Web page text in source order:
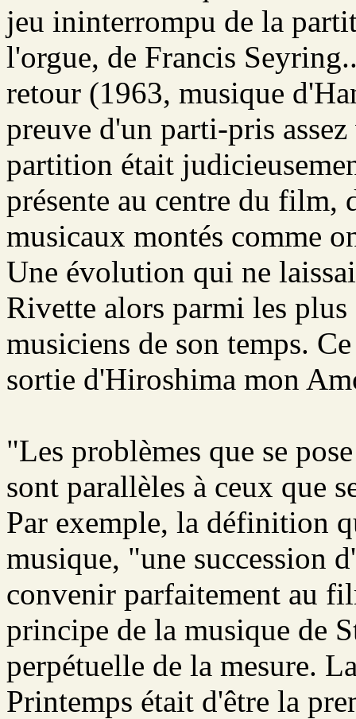
jeu ininterrompu de la
l'orgue, de Francis
retour (1963, musique
preuve d'un parti-pris
partition était
présente au centre du film,
musicaux montés comme
Une évolution qui ne
Rivette alors parmi les plus
musiciens de son temps.
sortie d'Hiroshima mon
"Les problèmes que se
sont parallèles à ceux que
Par exemple, la définition
musique, "une succession
convenir parfaitement au
principe de la musique de
perpétuelle de la mesure.
Printemps était d'être la